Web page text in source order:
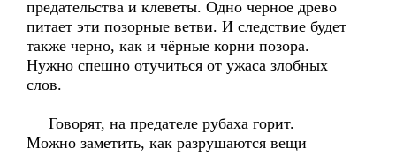
предательства и клеветы. Одно черное древо
питает эти позорные ветви. И следствие будет
также черно, как и чёрные корни позора.
Нужно спешно отучиться от ужаса злобных
слов.
Говорят, на предателе рубаха горит.
Можно заметить, как разрушаются вещи